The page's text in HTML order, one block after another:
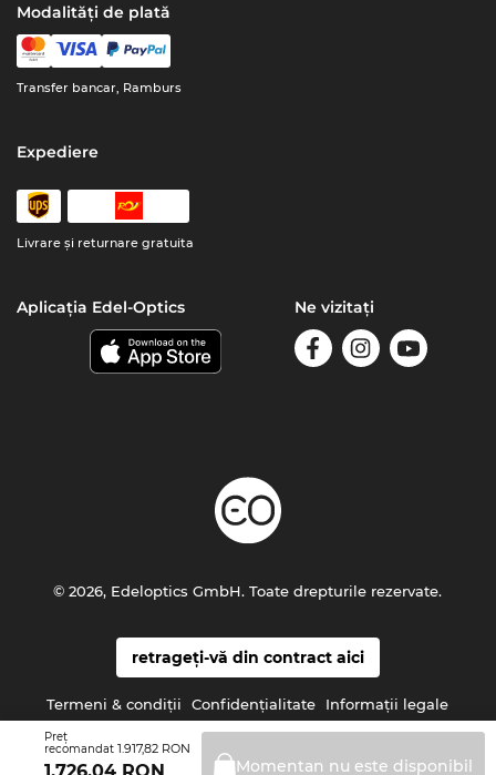
Preţ
recomandat 1.917,82 RON
Momentan nu este disponibil
Modalități de plată
Transfer bancar, Ramburs
Expediere
Livrare şi returnare gratuita
Aplicația Edel-Optics Ne vizitați
retrageți-vă din contract aici
Termeni & condiţii Confidenţialitate Informaţii legale
© 2026, Edeloptics GmbH. Toate drepturile rezervate.